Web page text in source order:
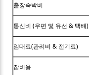
출장숙박비
통신비 (우편 및 유선 & 택배)
임대료(관리비 & 전기료)
잡비용